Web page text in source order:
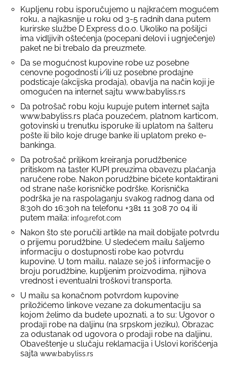
Kupljenu robu isporučujemo u najkraćem mogućem
roku, a najkasnije u roku od 3-5 radnih dana putem
kurirske službe D Express d.o.o. Ukoliko na pošiljci
ima vidljivih oštećenja (pocepani delovi i ugnječenje)
paket ne bi trebalo da preuzmete.
Da se mogućnost kupovine robe uz posebne
cenovne pogodnosti i∕ili uz posebne prodajne
podsticaje (akcijska prodaja), obavlja na način koji je
omogućen na internet sajtu www.babyliss.rs
Da potrošač robu koju kupuje putem internet sajta
www.babyliss.rs plaća pouzećem, platnom karticom,
gotovinski u trenutku isporuke ili uplatom na šalteru
pošte ili bilo koje druge banke ili uplatom preko e-
bankinga.
Da potrošač prilikom kreiranja porudžbenice
pritiskom na taster KUPI preuzima obavezu plaćanja
naručene robe. Nakon porudžbine bićete kontaktirani
od strane naše korisničke podrške. Korisnička
podrška je na raspolaganju svakog radnog dana od
8:30h do 16:30h na telefonu +381 11 308 70 04 ili
putem maila: info@refot.com
Nakon što ste poručili artikle na mail dobijate potvrdu
o prijemu porudžbine. U sledećem mailu šaljemo
informaciju o dostupnosti robe kao potvrdu
kupovine. U tom mailu, nalaze se još i informacije o
broju porudžbine, kupljenim proizvodima, njihova
vrednost i eventualni troškovi transporta.
U mailu sa konačnom potvrdom kupovine
priložićemo linkove vezane za dokumentaciju sa
kojom želimo da budete upoznati, a to su: Ugovor o
prodaji robe na daljinu (na srpskom jeziku), Obrazac
za odustanak od ugovora o prodaji robe na daljinu,
Obaveštenje u slučaju reklamacija i Uslovi korišćenja
sajta www.babyliss.rs